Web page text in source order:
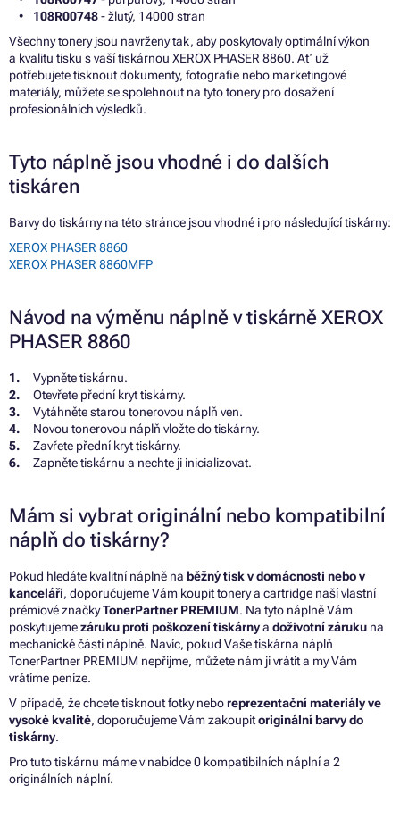
108R00748- žlutý, 14000 stran
Všechny tonery jsou navrženy tak, aby poskytovaly optimální výkon
a kvalitu tisku s vaší tiskárnou XEROX PHASER 8860. Ať už
potřebujete tisknout dokumenty, fotografie nebo marketingové
materiály, můžete se spolehnout na tyto tonery pro dosažení
profesionálních výsledků.
Tyto náplně jsou vhodné i do dalších
tiskáren
Barvy do tiskárny na této stránce jsou vhodné i pro následující tiskárny:
XEROX PHASER 8860
XEROX PHASER 8860MFP
Návod na výměnu náplně v tiskárně XEROX
PHASER 8860
Vypněte tiskárnu.
Otevřete přední kryt tiskárny.
Vytáhněte starou tonerovou náplň ven.
Novou tonerovou náplň vložte do tiskárny.
Zavřete přední kryt tiskárny.
Zapněte tiskárnu a nechte ji inicializovat.
Mám si vybrat originální nebo kompatibilní
náplň do tiskárny?
Pokud hledáte kvalitní náplně na běžný tisk v domácnosti nebo v
kanceláři, doporučujeme Vám koupit tonery a cartridge naší vlastní
prémiové značkyTonerPartner PREMIUM. Na tyto náplně Vám
poskytujemezáruku proti poškození tiskárnya doživotní záruku na
mechanické části náplně. Navíc, pokud Vaše tiskárna náplň
TonerPartner PREMIUM nepřijme, můžete nám ji vrátit a my Vám
vrátíme peníze.
V případě, že chcete tisknout fotky neboreprezentační materiály ve
vysoké kvalitě, doporučujeme Vám zakoupitoriginální barvy do
tiskárny.
Pro tuto tiskárnu máme v nabídce 0 kompatibilních náplní a 2
originálních náplní.